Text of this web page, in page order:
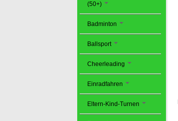
(50+)
Badminton
Ballsport
Cheerleading
Einradfahren
Eltern-Kind-Turnen